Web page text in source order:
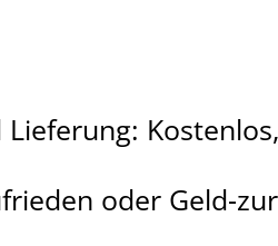
oder Geld-